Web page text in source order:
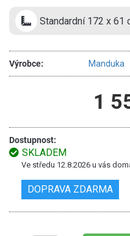
Standardní 172 x 61
Výrobce: Manduka
1
Dostupnost:
SKLADEM
Ve středu 12.8.2026 u vás
DOPRAVA ZDARMA